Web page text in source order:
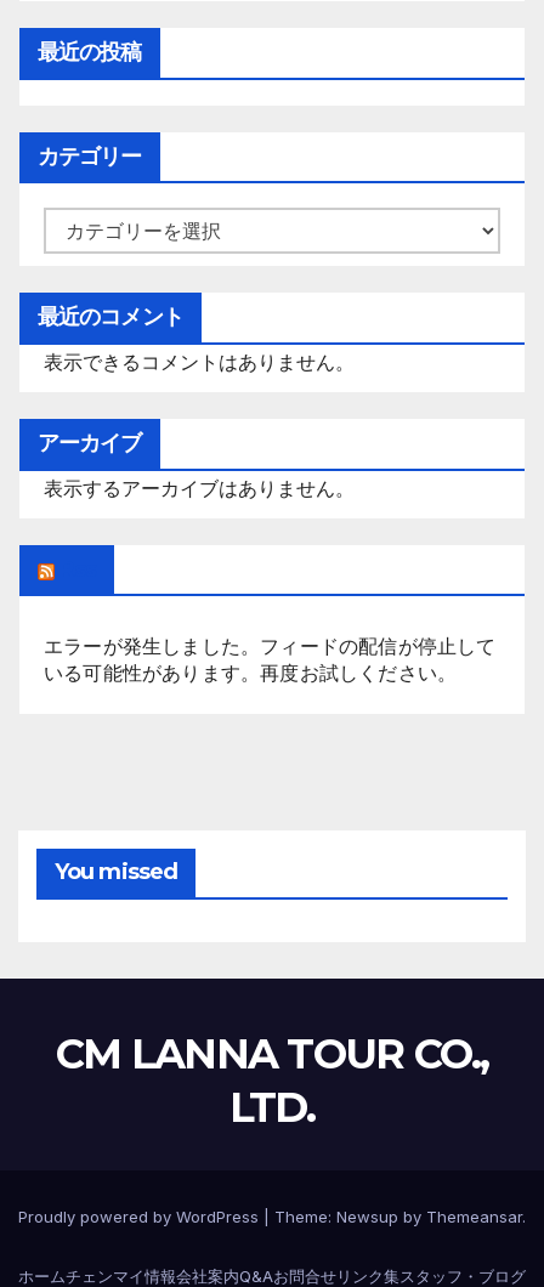
最近の投稿
カテゴリー
テ
ゴ
リ
ー
最近のコメント
表示できるコメントはありません。
アーカイブ
表示するアーカイブはありません。
エラーが発生しました。フィードの配信が停止して
いる可能性があります。再度お試しください。
You missed
CM LANNA TOUR CO.,
LTD.
Proudly powered by WordPress Theme: Newsup by Themeansar.
ホームチェンマイ情報会社案内Q&Aお問合せリンク集スタッフ・ブログ